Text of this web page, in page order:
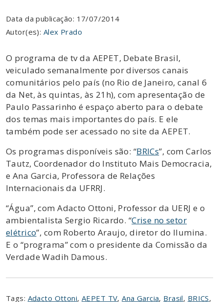
Data da publicação: 17/07/2014
Autor(es): Alex Prado
O programa de tv da AEPET, Debate Brasil,
veiculado semanalmente por diversos canais
comunitários pelo país (no Rio de Janeiro, canal 6
da Net, às quintas, às 21h), com apresentação de
Paulo Passarinho é espaço aberto para o debate
dos temas mais importantes do país. E ele
também pode ser acessado no site da AEPET.
Os programas disponíveis são: “BRICs”, com Carlos
Tautz, Coordenador do Instituto Mais Democracia,
e Ana Garcia, Professora de Relações
Internacionais da UFRRJ.
“Água”, com Adacto Ottoni, Professor da UERJ e o
ambientalista Sergio Ricardo. “Crise no setor
elétrico”, com Roberto Araujo, diretor do Ilumina.
E o “programa” com o presidente da Comissão da
Verdade Wadih Damous.
Tags: Adacto Ottoni, AEPET TV,Ana Garcia, Brasil, BRICS,